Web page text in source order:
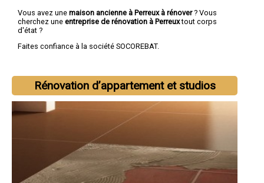
Vous avez une maison ancienne à Perreux à rénover? Vous
cherchez une entreprise de rénovation à Perreuxtout corps
d'état ?
Faites confiance à la société SOCOREBAT.
Rénovation d’appartement et studios